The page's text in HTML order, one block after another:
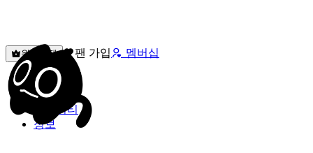
원픽선택 팬 가입 멤버십
밐타운
피드
커뮤니티
정보